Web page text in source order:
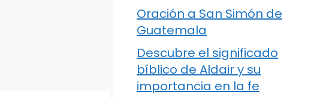
Oración a San Simón de
Guatemala
Descubre el significado
bíblico de Aldair y su
importancia en la fe